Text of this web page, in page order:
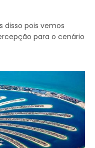
disso pois vemos
para o cenário